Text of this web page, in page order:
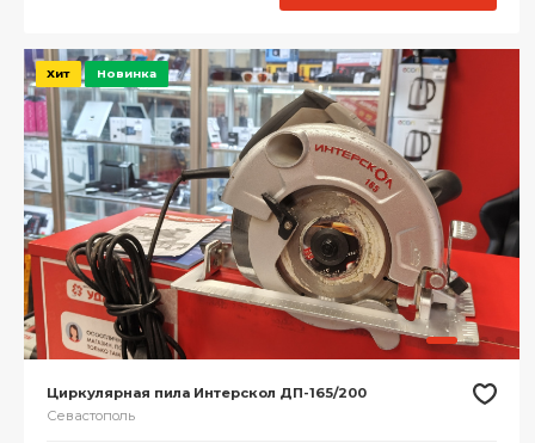
Хит Новинка
Циркулярная пила Интерскол ДП-165/200
Севастополь